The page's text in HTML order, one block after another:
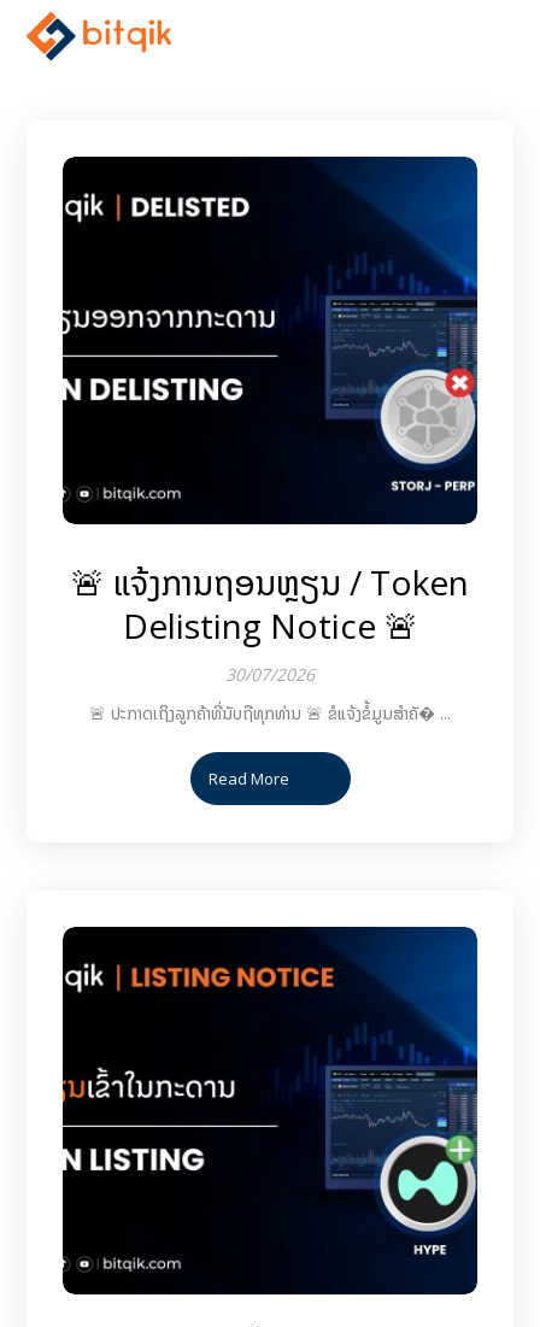
🚨 ແຈ້ງການຖອນຫຼຽນ / Token
Delisting Notice 🚨
30/07/2026
🚨 ປະກາດເຖິງລູກຄ້າທີ່ນັບຖືທຸກທ່ານ 🚨 ຂໍແຈ້ງຂໍ້ມູນສຳຄັ� ...
Read More